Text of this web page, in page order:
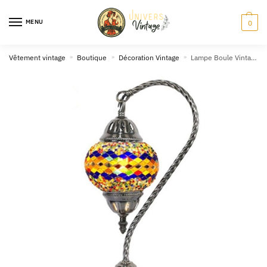
MENU 0
Vêtement vintage » Boutique » Décoration Vintage » Lampe Boule Vintage Orient